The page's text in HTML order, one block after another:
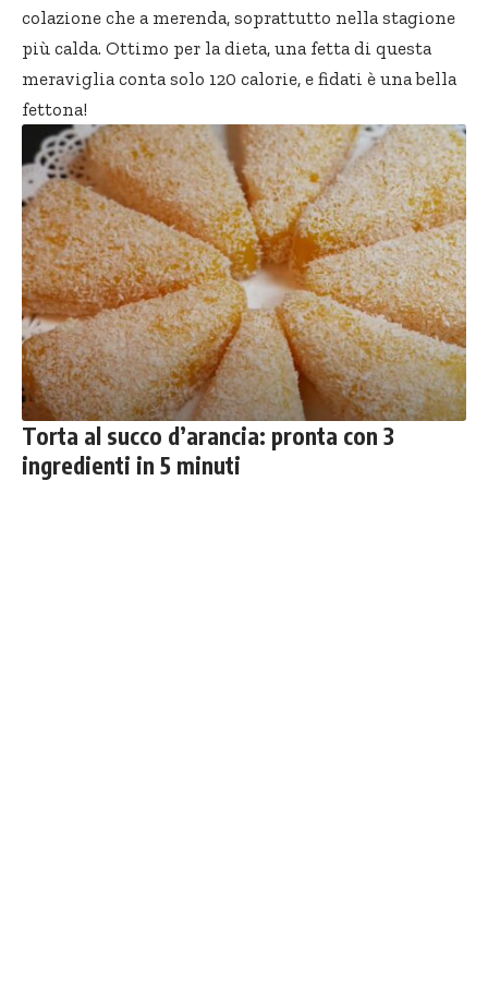
colazione che a merenda, soprattutto nella stagione
più calda. Ottimo per la dieta, una fetta di questa
meraviglia conta solo 120 calorie, e fidati è una bella
fettona!
Torta al succo d’arancia: pronta con 3
ingredienti in 5 minuti